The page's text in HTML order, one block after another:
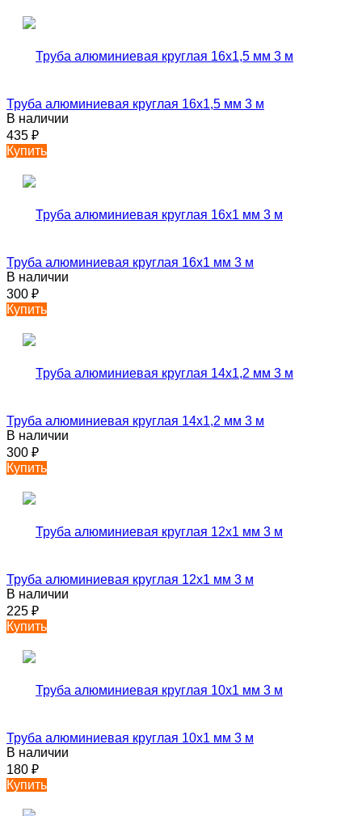
Труба алюминиевая круглая 16х1,5 мм 3 м
В наличии
435 ₽
Купить
Труба алюминиевая круглая 16х1 мм 3 м
В наличии
300 ₽
Купить
Труба алюминиевая круглая 14х1,2 мм 3 м
В наличии
300 ₽
Купить
Труба алюминиевая круглая 12х1 мм 3 м
В наличии
225 ₽
Купить
Труба алюминиевая круглая 10х1 мм 3 м
В наличии
180 ₽
Купить